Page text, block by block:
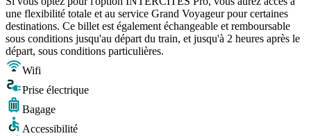
une flexibilité totale et au service Grand Voyageur pour certaines
destinations. Ce billet est également échangeable et remboursable
sous conditions jusqu'au départ du train, et jusqu'à 2 heures après le
départ, sous conditions particulières.
Wifi
Prise électrique
Bagage
Accessibilité